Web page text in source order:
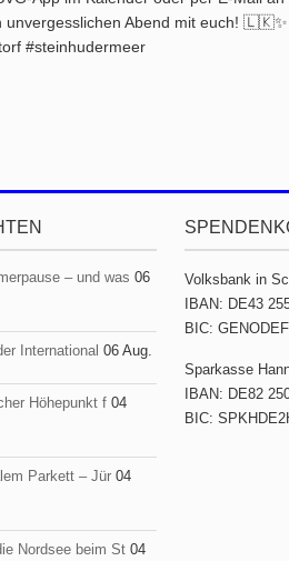
unvergesslichen Abend mit euch! 🇱🇰✨
#steinhudermeer
– und was 06
International 06 Aug.
Höhepunkt f 04
Parkett – Jür 04
Nordsee beim St 04
Volksbank in
IBAN: DE43
BIC:
Sparkasse
IBAN: DE82
BIC: